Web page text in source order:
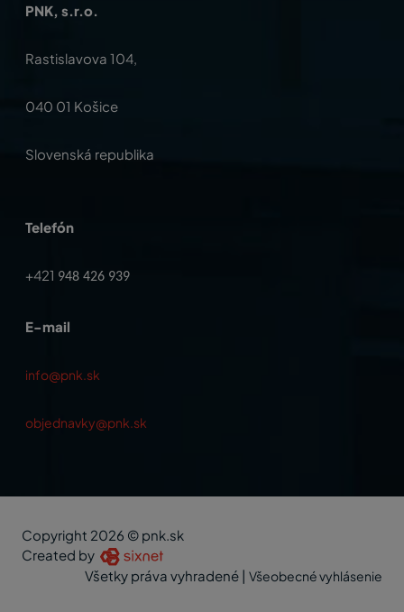
PNK, s.r.o.
Rastislavova 104,
040 01 Košice
Slovenská republika
Telefón
+421 948 426 939
E-mail
info@pnk.sk
objednavky@pnk.sk
Copyright 2026 © pnk.sk
Created by
Všetky práva vyhradené | Všeobecné vyhlásenie